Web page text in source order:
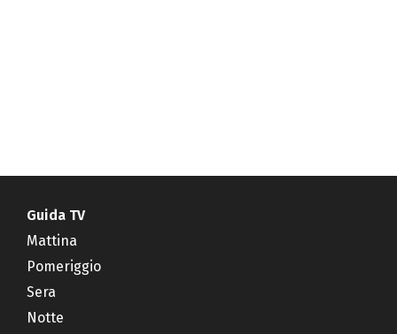
Guida TV
Mattina
Pomeriggio
Sera
Notte